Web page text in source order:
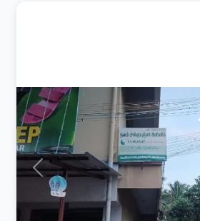
Previous